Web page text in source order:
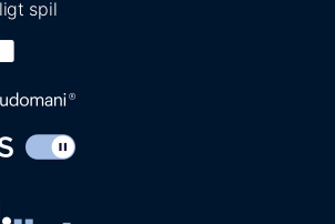
spil